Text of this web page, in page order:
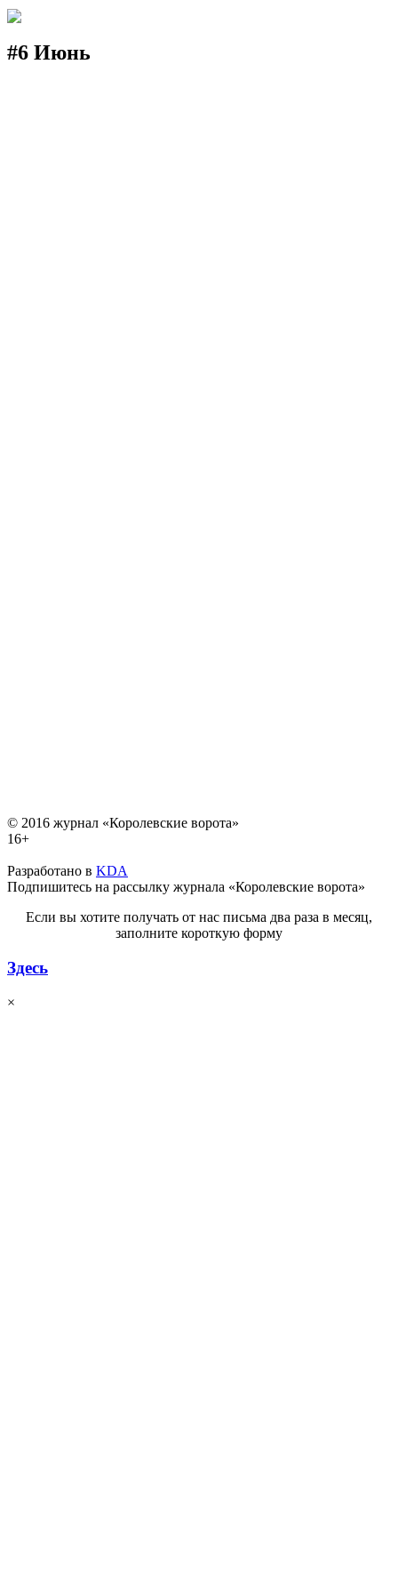
#6 Июнь
© 2016 журнал «Королевские ворота»
16+
Разработано в KDA
Подпишитесь на рассылку журнала «Королевские ворота»
Если вы хотите получать от нас письма два раза в месяц,
заполните короткую форму
Здесь
×